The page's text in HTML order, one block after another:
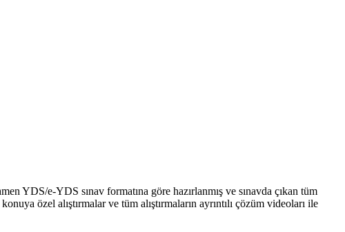
YDS/e-YDS sınav formatına göre hazırlanmış ve sınavda çıkan tüm
özel alıştırmalar ve tüm alıştırmaların ayrıntılı çözüm videoları ile